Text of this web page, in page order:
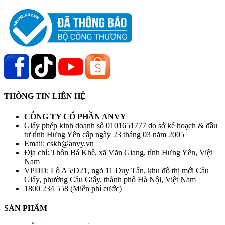
THÔNG TIN LIÊN HỆ
CÔNG TY CỔ PHẦN ANVY
Giấy phép kinh doanh số 0101651777 do sở kế hoạch & đầu
tư tỉnh Hưng Yên cấp ngày 23 tháng 03 năm 2005
Email: cskh@anvy.vn
Địa chỉ: Thôn Bá Khê, xã Văn Giang, tỉnh Hưng Yên, Việt
Nam
VPDD: Lô A5/D21, ngõ 11 Duy Tân, khu đô thị mới Cầu
Giấy, phường Cầu Giấy, thành phố Hà Nội, Việt Nam
1800 234 558 (Miễn phí cước)
SẢN PHẨM